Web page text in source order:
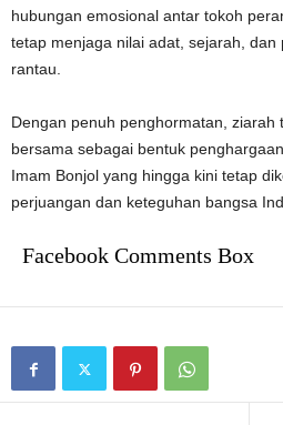
hubungan emosional antar tokoh
tetap menjaga nilai adat, sejarah, dan
rantau.
Dengan penuh penghormatan,
bersama sebagai bentuk
Imam Bonjol yang hingga kini tetap
perjuangan dan keteguhan bangsa
Facebook Comments Box